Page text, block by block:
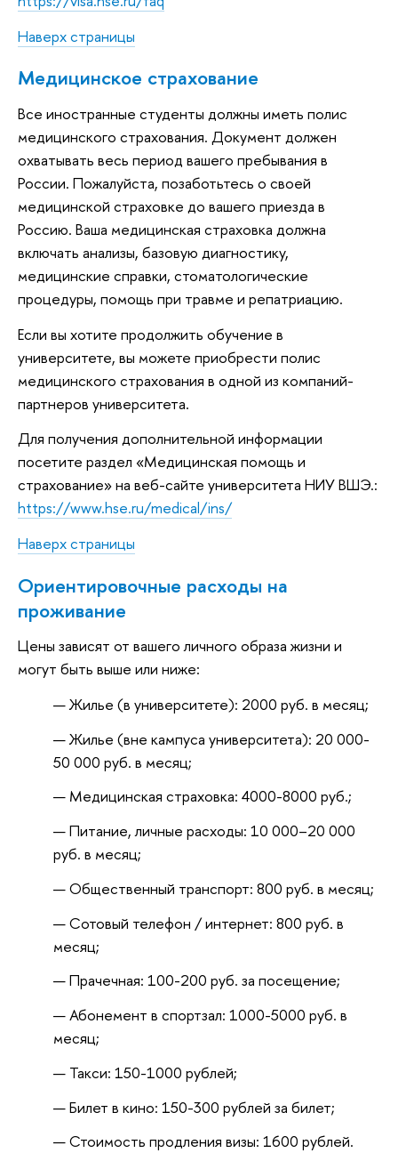
Наверх страницы
Медицинское страхование
Все иностранные студенты должны иметь полис
медицинского страхования. Документ должен
охватывать весь период вашего пребывания в
России. Пожалуйста, позаботьтесь о своей
медицинской страховке до вашего приезда в
Россию. Ваша медицинская страховка должна
включать анализы, базовую диагностику,
медицинские справки, стоматологические
процедуры, помощь при травме и репатриацию.
Если вы хотите продолжить обучение в
университете, вы можете приобрести полис
медицинского страхования в одной из компаний-
партнеров университета.
Для получения дополнительной информации
посетите раздел «Медицинская помощь и
страхование» на веб-сайте университета НИУ ВШЭ.:
https://www.hse.ru/medical/ins/
Наверх страницы
Ориентировочные расходы на
проживание
Цены зависят от вашего личного образа жизни и
могут быть выше или ниже:
Жилье (в университете): 2000 руб. в месяц;
Жилье (вне кампуса университета): 20 000-
50 000 руб. в месяц;
Медицинская страховка: 4000-8000 руб.;
Питание, личные расходы: 10 000–20 000
руб. в месяц;
Общественный транспорт: 800 руб. в месяц;
Сотовый телефон / интернет: 800 руб. в
месяц;
Прачечная: 100-200 руб. за посещение;
Абонемент в спортзал: 1000-5000 руб. в
месяц;
Такси: 150-1000 рублей;
Билет в кино: 150-300 рублей за билет;
Стоимость продления визы: 1600 рублей.